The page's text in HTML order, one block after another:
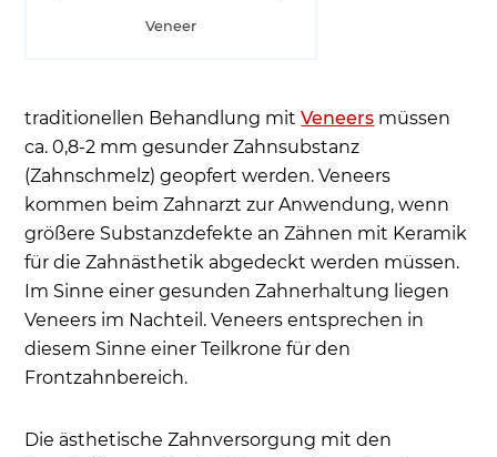
Veneer
traditionellen Behandlung mitVeneers müssen
ca. 0,8-2 mm gesunder Zahnsubstanz
(Zahnschmelz) geopfert werden. Veneers
kommen beim Zahnarzt zur Anwendung, wenn
größere Substanzdefekte an Zähnen mit Keramik
für die Zahnästhetik abgedeckt werden müssen.
Im Sinne einer gesunden Zahnerhaltung liegen
Veneers im Nachteil. Veneers entsprechen in
diesem Sinne einer Teilkrone für den
Frontzahnbereich.
Die ästhetische Zahnversorgung mit den